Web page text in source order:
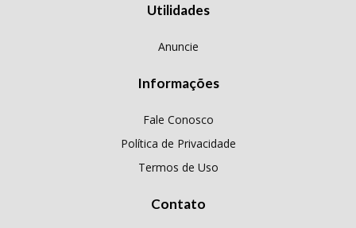
Utilidades
Anuncie
Informações
Fale Conosco
Política de Privacidade
Termos de Uso
Contato